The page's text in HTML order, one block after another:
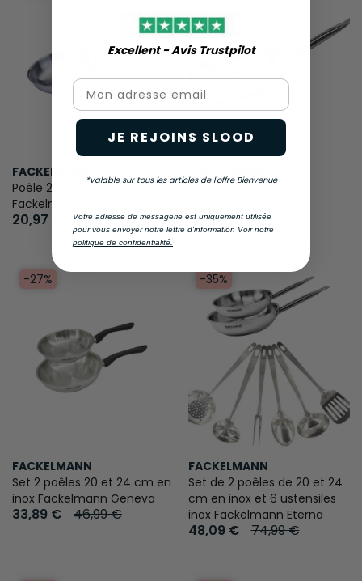
FACKELMANN
Poêle 20 cm en inox 18/8
Fackelmann Ovalgriff
20,97 € 31,99 €
Poêle en inox 28 cm
27,84 € 36,99 €
-27%
FACKELMANN
Set 2 poêles 20 et 24 cm en
inox Fackelmann Geneva
33,89 € 46,99 €
-35%
FACKELMANN
Set de 2 poêles de 20 et 24
cm en inox et 6 ustensiles
inox Fackelmann Eterna
48,09 € 74,99 €
Excellent - Avis Trustpilot​
Email
JE REJOINS SLOOD
*valable sur tous les articles de l'offre Bienvenue
Votre adresse de messagerie est uniquement utilisée
pour vous envoyer notre lettre d'information Voir notre
politique de confidentialité.